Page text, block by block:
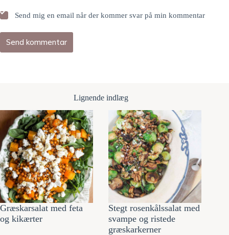
Send mig en email når der kommer svar på min kommentar
Send kommentar
Lignende indlæg
Græskarsalat med feta
og kikærter
Stegt rosenkålssalat med
svampe og ristede
græskarkerner